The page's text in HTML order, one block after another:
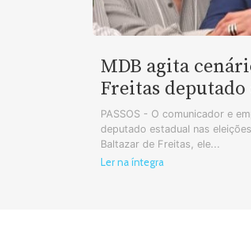
MDB agita
Freitas deputado
PASSOS - O comunicador e
deputado estadual nas
Baltazar de Freitas, ele...
Ler na íntegra